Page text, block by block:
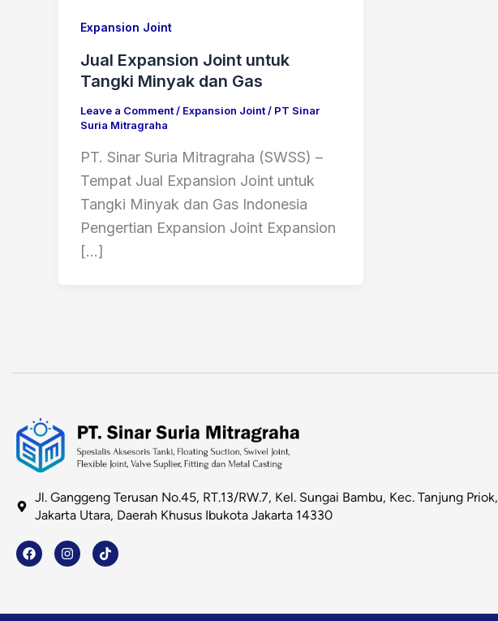
Expansion Joint
Jual Expansion Joint untuk
Tangki Minyak dan Gas
Leave a Comment/ Expansion Joint/ PT Sinar
Suria Mitragraha
PT. Sinar Suria Mitragraha (SWSS) –
Tempat Jual Expansion Joint untuk
Tangki Minyak dan Gas Indonesia
Pengertian Expansion Joint Expansion
[…]
Jl. Ganggeng Terusan No.45, RT.13/RW.7, Kel. Sungai Bambu, Kec. Tanjung Priok,
Jakarta Utara, Daerah Khusus Ibukota Jakarta 14330
F
a
c
o
I
n
s
g
T
i
k
k